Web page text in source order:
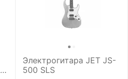
Электрогитара JET JS-
500 SLS